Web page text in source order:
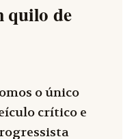
quilo de
o único
crítico e